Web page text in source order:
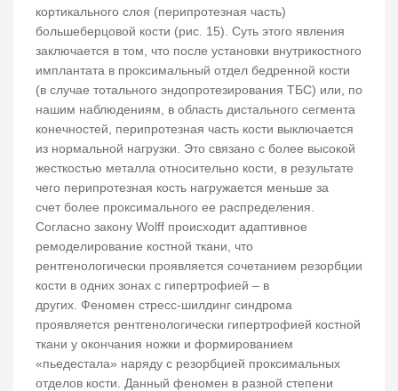
кортикального слоя (перипротезная часть)
большеберцовой кости (рис. 15). Суть этого явления
заключается в том, что после установки внутрикостного
имплантата в проксимальный отдел бедренной кости
(в случае тотального эндопротезирования ТБС) или, по
нашим наблюдениям, в область дистального сегмента
конечностей, перипротезная часть кости выключается
из нормальной нагрузки. Это связано с более высокой
жесткостью металла относительно кости, в результате
чего перипротезная кость нагружается меньше за
счет более проксимального ее распределения.
Согласно закону Wolff происходит адаптивное
ремоделирование костной ткани, что
рентгенологически проявляется сочетанием резорбции
кости в одних зонах с гипертрофией – в
других. Феномен стресс-шилдинг синдрома
проявляется рентгенологически гипертрофией костной
ткани у окончания ножки и формированием
«пьедестала» наряду с резорбцией проксимальных
отделов кости. Данный феномен в разной степени